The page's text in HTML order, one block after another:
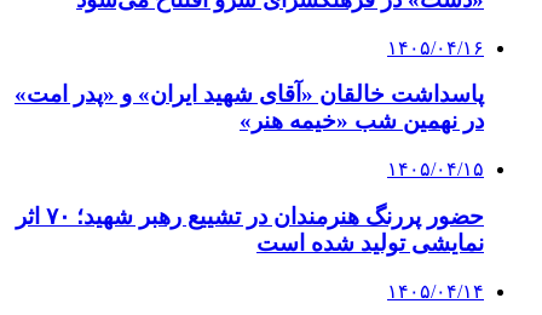
۱۴۰۵/۰۴/۱۶
پاسداشت خالقان «آقای شهید ایران» و «پدر امت»
در نهمین شب «خیمه هنر»
۱۴۰۵/۰۴/۱۵
حضور پررنگ هنرمندان در تشییع رهبر شهید؛ ۷۰ اثر
نمایشی تولید شده است
۱۴۰۵/۰۴/۱۴